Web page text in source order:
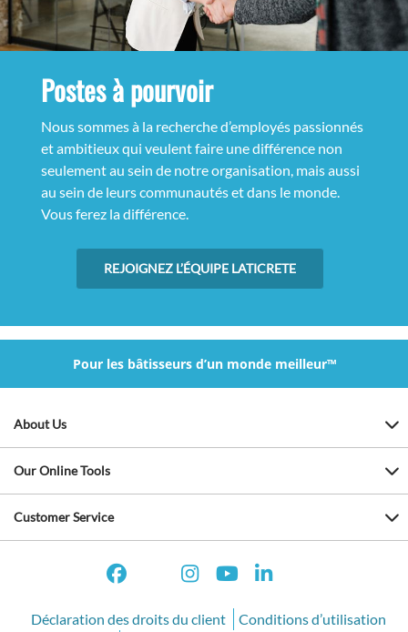
Postes à pourvoir
Nous sommes à la recherche d’employés passionnés
et ambitieux qui veulent faire une différence non
seulement au sein de notre organisation, mais aussi
au sein de leurs communautés et dans le monde.
Vous ferez la différence.
REJOIGNEZ L’ÉQUIPE LATICRETE
Pour les bâtisseurs d’un monde meilleur™
About Us
Our Online Tools
Customer Service
Déclaration des droits du client
Conditions d’utilisation